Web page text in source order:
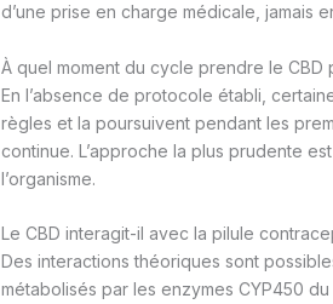
d’une prise en charge médicale, jamais
À quel moment du cycle prendre le CBD
En l’absence de protocole établi,
règles et la poursuivent pendant les
continue. L’approche la plus prudente
l’organisme.
Le CBD interagit-il avec la pilule
Des interactions théoriques sont
métabolisés par les enzymes CYP450